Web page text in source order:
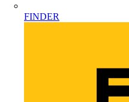
FINDER